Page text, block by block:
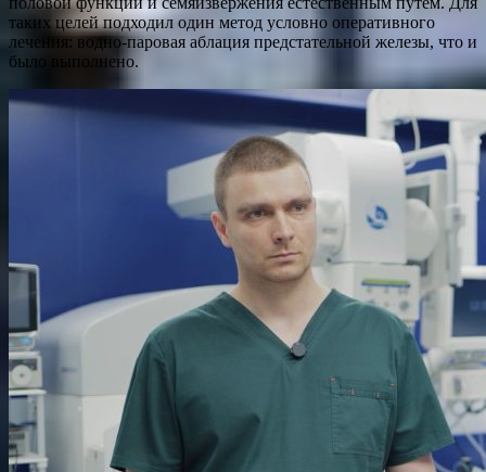
таких целей подходил один метод условно оперативного
лечения: водно-паровая аблация предстательной железы, что и
было выполнено.